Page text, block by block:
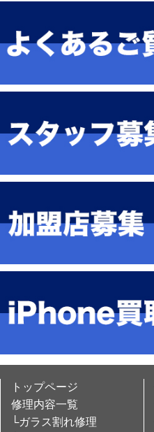
トップページ
修理内容一覧
└ガラス割れ修理